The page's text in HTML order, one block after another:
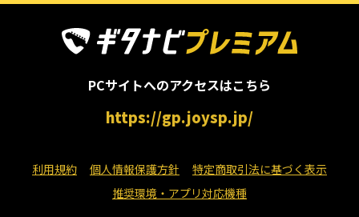
PCサイトへのアクセスはこちら
https://gp.joysp.jp/
利用規約 個人情報保護方針
特定商取引法に基づく表示
推奨環境・アプリ対応機種